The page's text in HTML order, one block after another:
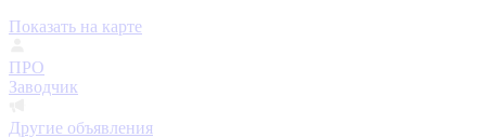
Показать на карте
ПРО
Заводчик
Другие объявления